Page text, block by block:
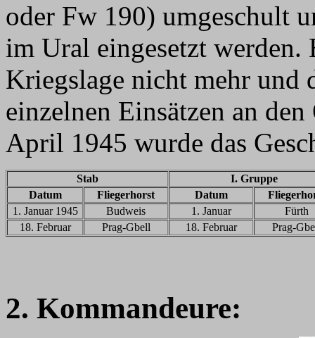
oder Fw 190) umgeschult
im Ural eingesetzt werden.
Kriegslage nicht mehr und
einzelnen Einsätzen an
April 1945 wurde das
Stab
I. Gruppe
Datum
Fliegerhorst Datum
1. Januar 1945
Budweis 1. Januar
Fürth
18. Februar
Prag-Gbell 18. Februar Prag-
2. Kommandeure: